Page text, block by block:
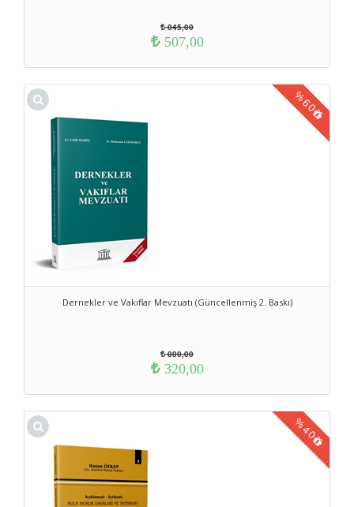
845,00
507,00
Dernekler ve Vakıflar Mevzuatı (Güncellenmiş 2. Baskı)
%
60
800,00
320,00
%40